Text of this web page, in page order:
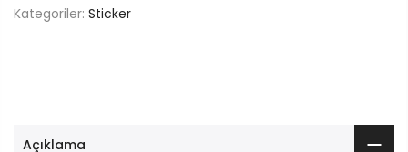
Kategoriler: Sticker
Açıklama